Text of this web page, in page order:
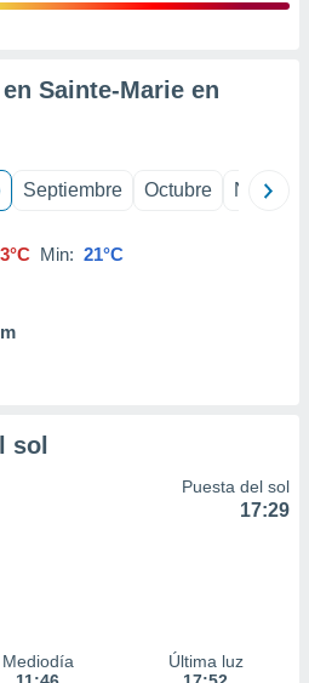
Sainte-Marie en
Septiembre Octubre
Min: 21°C
sol
Puesta del sol
17:29
Mediodía
Última luz